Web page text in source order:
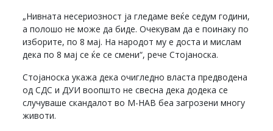
„Нивната несериозност ја гледаме веќе седум години,
а полошо не може да биде. Очекувам да е поинаку по
изборите, по 8 мај. На народот му е доста и мислам
дека по 8 мај се ќе се смени“, рече Стојаноска.
Стојаноска укажа дека очигледно власта предводена
од СДС и ДУИ воопшто не свесна дека додека се
случуваше скандалот во М-НАВ беа загрозени многу
животи.